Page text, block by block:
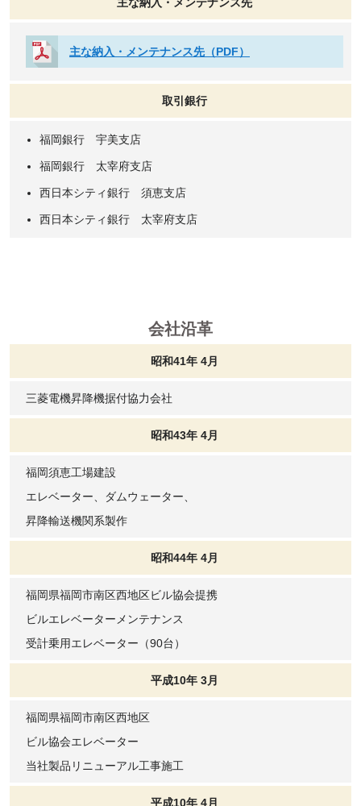
主な納入・メンテナンス先（PDF）
取引銀行
福岡銀行 宇美支店
福岡銀行 太宰府支店
西日本シティ銀行 須恵支店
西日本シティ銀行 太宰府支店
会社沿革
昭和41年 4月
三菱電機昇降機据付協力会社
昭和43年 4月
福岡須恵工場建設
エレベーター、ダムウェーター、
昇降輸送機関系製作
昭和44年 4月
福岡県福岡市南区西地区ビル協会提携
ビルエレベーターメンテナンス
受計乗用エレベーター（90台）
平成10年 3月
福岡県福岡市南区西地区
ビル協会エレベーター
当社製品リニューアル工事施工
平成10年 4月